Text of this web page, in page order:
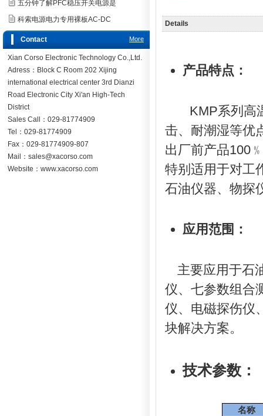
Details
产品特点：
KMP系列高
击、耐潮湿等优
出厂前产品
特别适用于对工
石油仪器、物探
应用范围：
主要应用于石
仪、七参数组合
仪、电磁探伤仪
块解决方案。
技术参数：
名称
五分钟了解PFC稳压开关电源是
科索电源电力专用裸板AC-DC
More
Contact
Xian Corso Electronic Technology Co.,Ltd.
Adress：Block C Room 202 Xijing
international electrical center 3rd Dianzi
Road Electronic City Xi'an High-Tech
District
Sales Call：029-81774909
Tel：029-81774909
Fax：029-81774909-807
Mail：sales@xacorso.com
Website：www.xacorso.com